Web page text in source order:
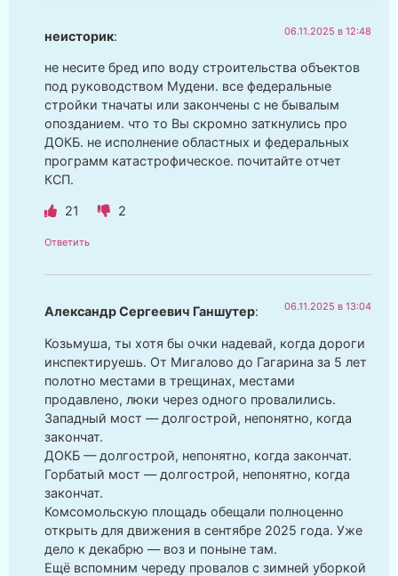
неисторик: 06.11.2025 в 12:48
не несите бред ипо воду строительства объектов
под руководством Мудени. все федеральные
стройки тначаты или закончены с не бывалым
опозданием. что то Вы скромно заткнулись про
ДОКБ. не исполнение областных и федеральных
программ катастрофическое. почитайте отчет
КСП.
21 2
Ответить
Александр Сергеевич Ганшутер: 06.11.2025 в 13:04
Козьмуша, ты хотя бы очки надевай, когда дороги
инспектируешь. От Мигалово до Гагарина за 5 лет
полотно местами в трещинах, местами
продавлено, люки через одного провалились.
Западный мост — долгострой, непонятно, когда
закончат.
ДОКБ — долгострой, непонятно, когда закончат.
Горбатый мост — долгострой, непонятно, когда
закончат.
Комсомольскую площадь обещали полноценно
открыть для движения в сентябре 2025 года. Уже
дело к декабрю — воз и поныне там.
Ещё вспомним череду провалов с зимней уборкой